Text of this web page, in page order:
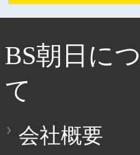
BS朝日に
て
会社概要